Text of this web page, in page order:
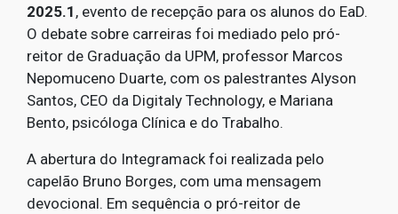
2025.1 , evento de recepção para os alunos do EaD.
O debate sobre carreiras foi mediado pelo pró-
reitor de Graduação da UPM, professor Marcos
Nepomuceno Duarte, com os palestrantes Alyson
Santos, CEO da Digitaly Technology, e Mariana
Bento, psicóloga Clínica e do Trabalho.
A abertura do Integramack foi realizada pelo
capelão Bruno Borges, com uma mensagem
devocional. Em sequência o pró-reitor de